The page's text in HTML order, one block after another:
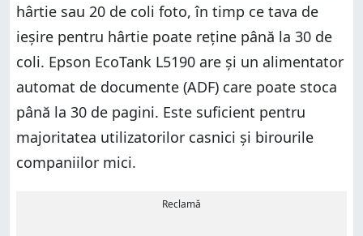
hârtie sau 20 de coli foto, în timp ce tava de
ieșire pentru hârtie poate reține până la 30 de
coli. Epson EcoTank L5190 are și un alimentator
automat de documente (ADF) care poate stoca
până la 30 de pagini. Este suficient pentru
majoritatea utilizatorilor casnici și birourile
companiilor mici.
Reclamă